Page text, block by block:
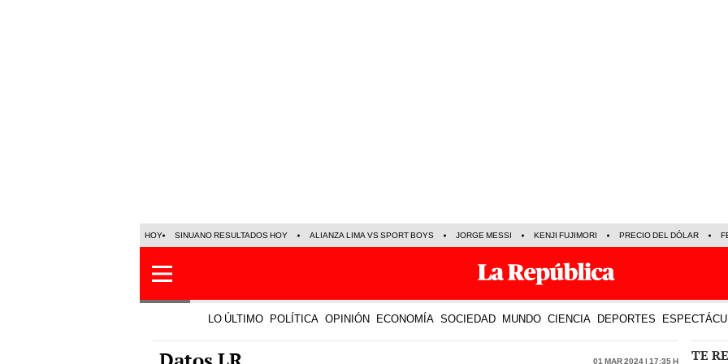
LO ÚLTIMO POLÍTICA OPINIÓN ECONOMÍA SOCIEDAD MUNDO CIENCIA DEPORTES
Datos LR 01 Mar 2024 | 17:35 h